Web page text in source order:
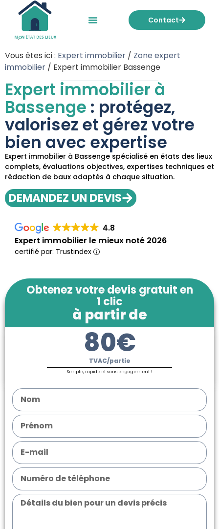
Contact
Expert immobilier à
Bassenge : protégez,
valorisez et gérez votre
bien avec expertise
Expert immobilier à Bassenge spécialisé en états des lieux
complets, évaluations objectives, expertises techniques et
rédaction de baux adaptés à chaque situation.
DEMANDEZ UN DEVIS
4.8
Expert immobilier le mieux noté 2026
certifié par: Trustindex
Vous êtes ici : Expert immobilier / Zone expert
immobilier / Expert immobilier Bassenge
Obtenez votre devis gratuit en
1 clic
à partir de
80€
TVAC/partie
Simple, rapide et sans engagement !